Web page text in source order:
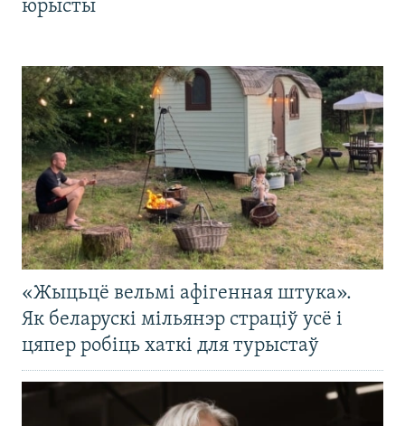
юрысты
«Жыцьцё вельмі афігенная штука».
Як беларускі мільянэр страціў усё і
цяпер робіць хаткі для турыстаў